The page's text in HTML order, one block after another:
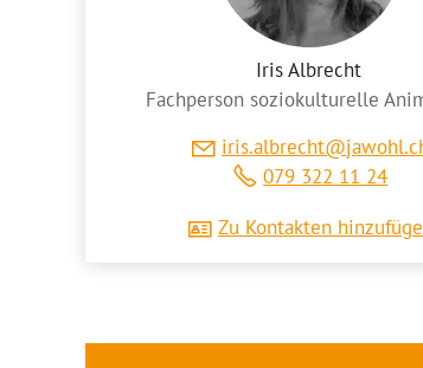
Iris Albrecht
Fachperson soziokulturelle
r s lbr cht j w hl
079 322 11 24
Zu Kontakten